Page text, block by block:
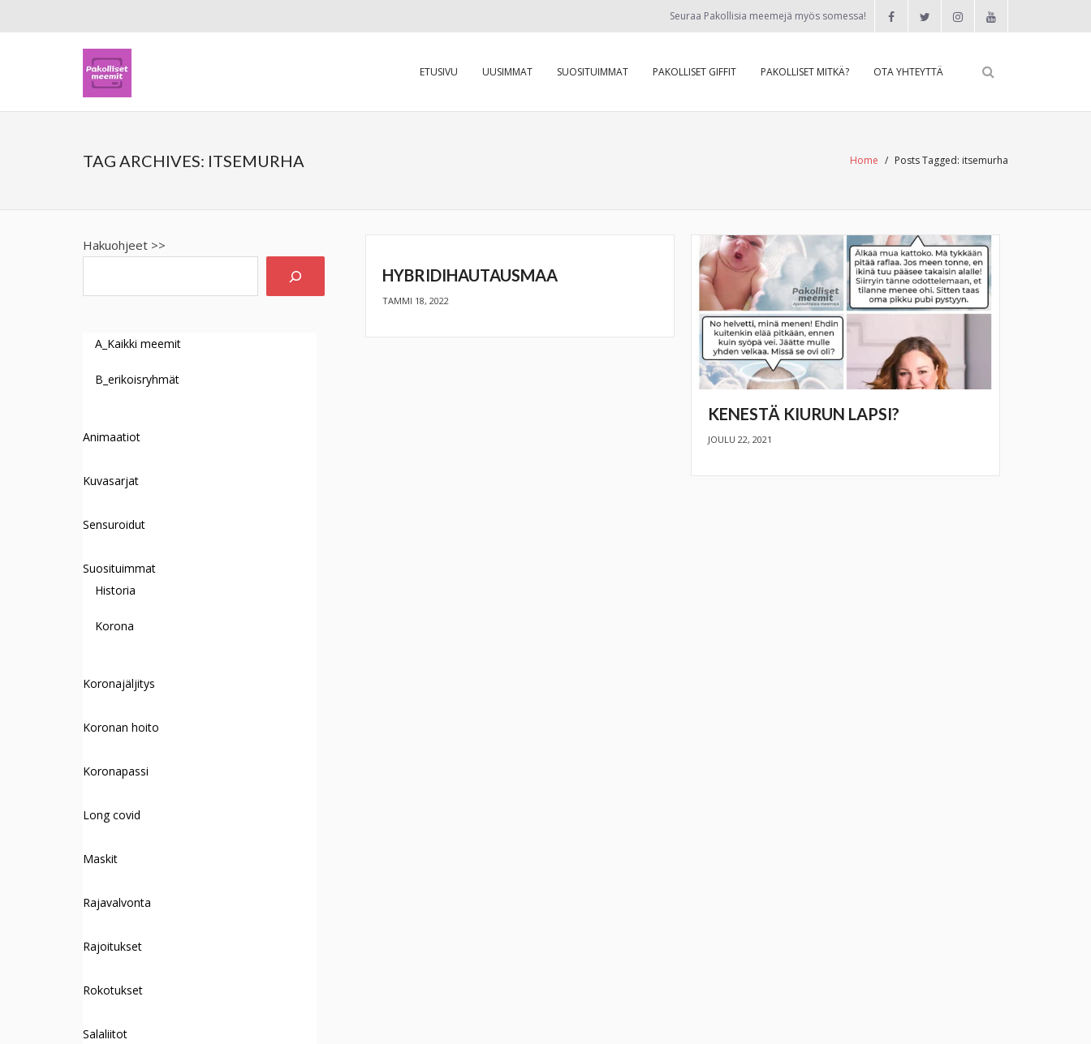
Seuraa Pakollisia meemejä myös somessa!
ETUSIVU UUSIMMAT SUOSITUIMMAT PAKOLLISET GIFFIT PAKOLLISET MITKÄ? OTA YHTEYTTÄ
TAG ARCHIVES: ITSEMURHA Home / Posts Tagged: itsemurha
HYBRIDIHAUTAUSMAA
TAMMI 18, 2022
KENESTÄ KIURUN LAPSI?
JOULU 22, 2021
Hakuohjeet >>
A_Kaikki meemit
B_erikoisryhmät
Animaatiot
Kuvasarjat
Sensuroidut
Suosituimmat
Historia
Korona
Koronajäljitys
Koronan hoito
Koronapassi
Long covid
Maskit
Rajavalvonta
Rajoitukset
Rokotukset
Salaliitot